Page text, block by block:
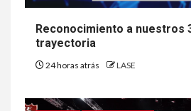
Reconocimiento a nuestros
trayectoria
24 horas atrás LASE